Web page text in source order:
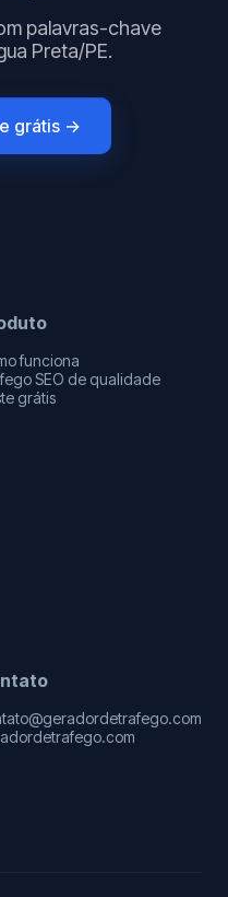
palavras-chave
Preta/PE.
grátis →
funciona
SEO de qualidade
grátis